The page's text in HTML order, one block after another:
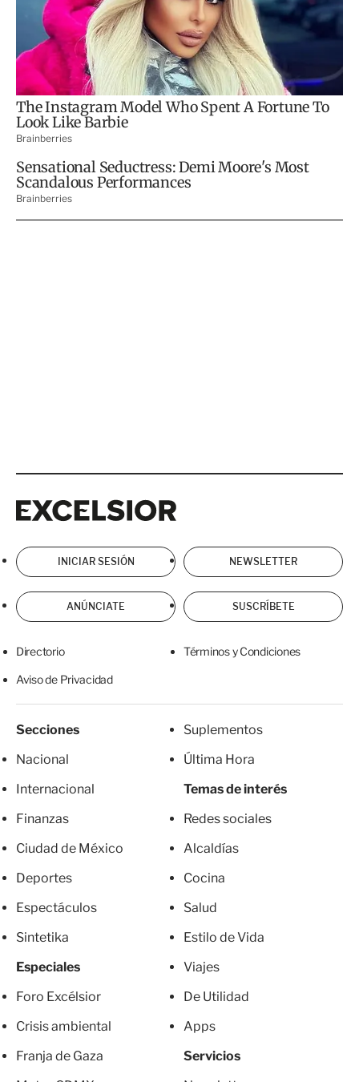
INICIAR SESIÓN NEWSLETTER
ANÚNCIATE SUSCRÍBETE
Directorio Términos y Condiciones
Aviso de Privacidad
Secciones
Nacional
Internacional
Finanzas
Ciudad de México
Deportes
Espectáculos
Sintetika
Especiales
Foro Excélsior
Crisis ambiental
Franja de Gaza
Suplementos
Última Hora
Temas de interés
Redes sociales
Alcaldías
Cocina
Salud
Estilo de Vida
Viajes
De Utilidad
Apps
Servicios